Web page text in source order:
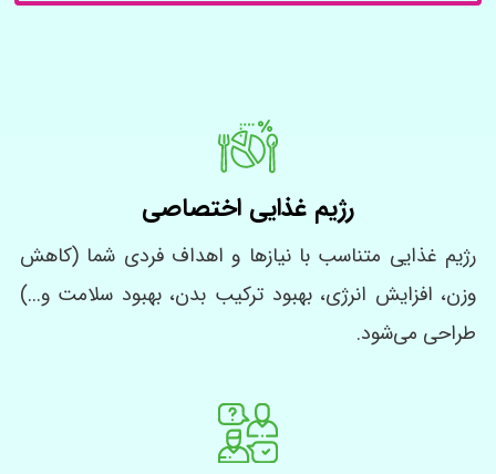
رژیم غذایی اختصاصی
رژیم غذایی متناسب با نیازها و اهداف فردی شما (کاهش
وزن، افزایش انرژی، بهبود ترکیب بدن، بهبود سلامت و...)
طراحی می‌شود.